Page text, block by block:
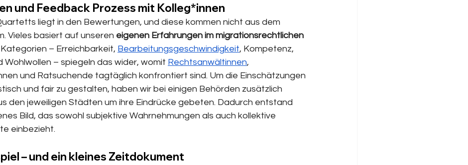
und Feedback Prozess mit Kolleg*innen
liegt in den Bewertungen, und diese kommen nicht aus dem
Vieles basiert auf unseren eigenen Erfahrungen im migrationsrechtlichen
– Erreichbarkeit, Bearbeitungsgeschwindigkeit, Kompetenz,
Wohlwollen – spiegeln das wider, womit Rechtsanwältinnen,
und Ratsuchende tagtäglich konfrontiert sind. Um die Einschätzungen
und fair zu gestalten, haben wir bei einigen Behörden zusätzlich
den jeweiligen Städten um ihre Eindrücke gebeten. Dadurch entstand
Bild, das sowohl subjektive Wahrnehmungen als auch kollektive
einbezieht.
– und ein kleines Zeitdokument